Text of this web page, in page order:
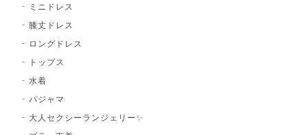
ミニドレス
膝丈ドレス
ロングドレス
トップス
水着
パジャマ
大人セクシーランジェリー✨